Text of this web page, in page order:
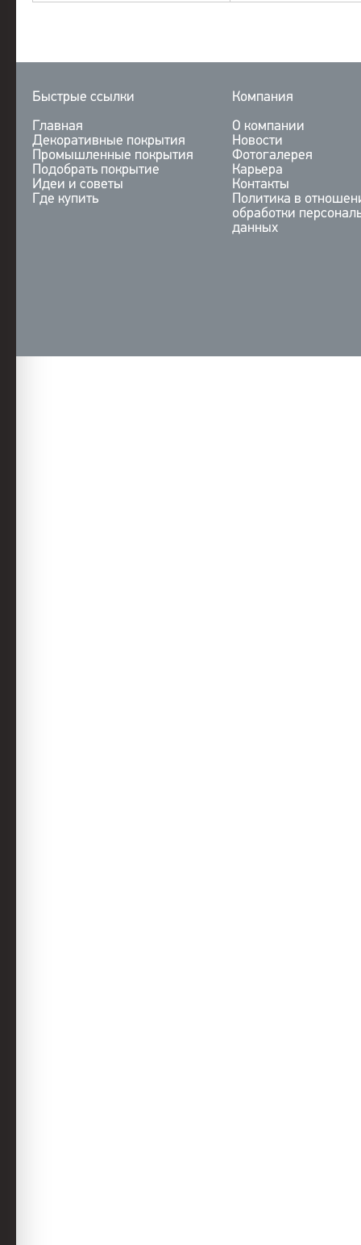
Быстрые ссылки
Главная
Декоративные покрытия
Промышленные покрытия
Подобрать покрытие
Идеи и советы
Где купить
Компания
О компании
Новости
Фотогалерея
Карьера
Контакты
Политика в
обработки
данных